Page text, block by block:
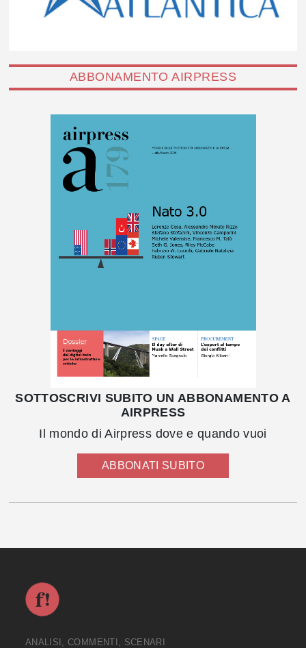
ABBONAMENTO AIRPRESS
SOTTOSCRIVI SUBITO UN ABBONAMENTO A
AIRPRESS
Il mondo di Airpress dove e quando vuoi
ABBONATI SUBITO
ANALISI, COMMENTI, SCENARI